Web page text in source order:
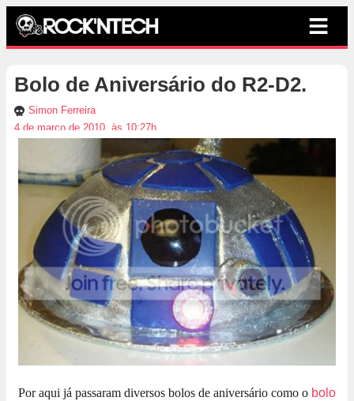
Bolo de Aniversário do R2-D2.
Simon Ferreira
4 de março de 2010, às 10:27h
Por aqui já passaram diversos bolos de aniversário como o bolo